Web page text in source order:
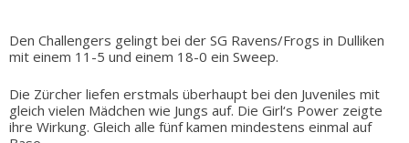
Den Challengers gelingt bei der SG Ravens/Frogs in Dulliken
mit einem 11-5 und einem 18-0 ein Sweep.
Die Zürcher liefen erstmals überhaupt bei den Juveniles mit
gleich vielen Mädchen wie Jungs auf. Die Girl‘s Power zeigte
ihre Wirkung. Gleich alle fünf kamen mindestens einmal auf